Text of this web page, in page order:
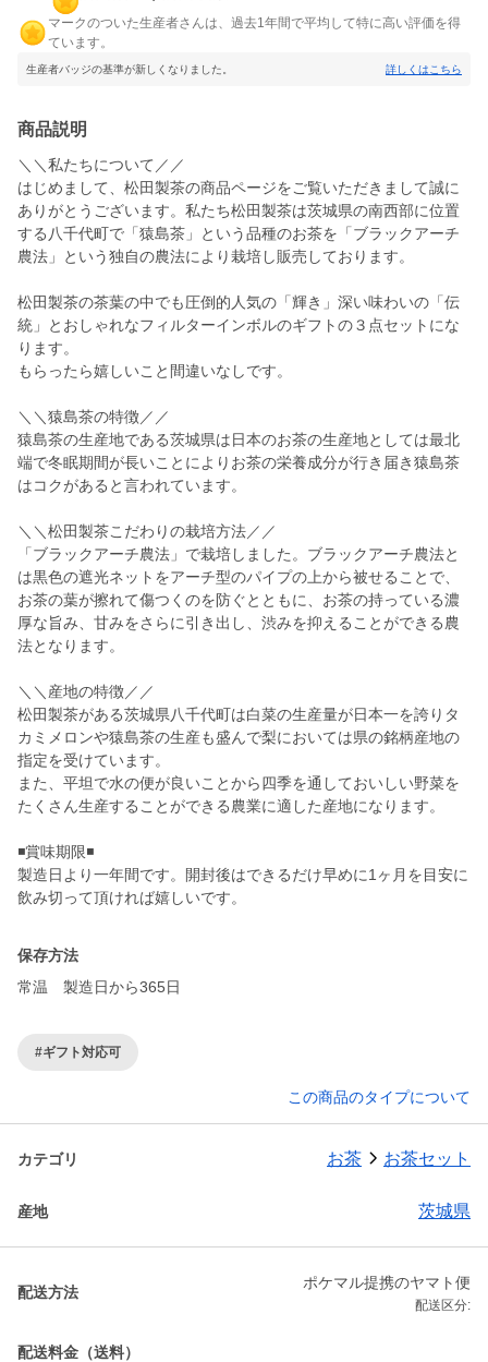
マークのついた生産者さんは、過去1年間で平均して特に高い評価を得
ています。
生産者バッジの基準が新しくなりました。 詳しくはこちら
商品説明
＼＼私たちについて／／
はじめまして、松田製茶の商品ページをご覧いただきまして誠に
ありがとうございます。私たち松田製茶は茨城県の南西部に位置
する八千代町で「猿島茶」という品種のお茶を「ブラックアーチ
農法」という独自の農法により栽培し販売しております。
松田製茶の茶葉の中でも圧倒的人気の「輝き」深い味わいの「伝
統」とおしゃれなフィルターインボルのギフトの３点セットにな
ります。
もらったら嬉しいこと間違いなしです。
＼＼猿島茶の特徴／／
猿島茶の生産地である茨城県は日本のお茶の生産地としては最北
端で冬眠期間が長いことによりお茶の栄養成分が行き届き猿島茶
はコクがあると言われています。
＼＼松田製茶こだわりの栽培方法／／
「ブラックアーチ農法」で栽培しました。ブラックアーチ農法と
は黒色の遮光ネットをアーチ型のパイプの上から被せることで、
お茶の葉が擦れて傷つくのを防ぐとともに、お茶の持っている濃
厚な旨み、甘みをさらに引き出し、渋みを抑えることができる農
法となります。
＼＼産地の特徴／／
松田製茶がある茨城県八千代町は白菜の生産量が日本一を誇りタ
カミメロンや猿島茶の生産も盛んで梨においては県の銘柄産地の
指定を受けています。
また、平坦で水の便が良いことから四季を通しておいしい野菜を
たくさん生産することができる農業に適した産地になります。
◾️賞味期限◾️
製造日より一年間です。開封後はできるだけ早めに1ヶ月を目安に
飲み切って頂ければ嬉しいです。
保存方法
常温 製造日から365日
#ギフト対応可
この商品のタイプについて
カテゴリ お茶 お茶セット
産地 茨城県
配送方法
ポケマル提携のヤマト便
配送区分:
配送料金（送料）